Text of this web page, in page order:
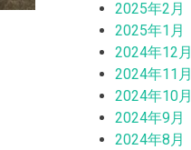
2025年2月
2025年1月
2024年12月
2024年11月
2024年10月
2024年9月
2024年8月